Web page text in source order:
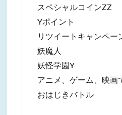
スペシャルコインZZ
Yポイント
リツイートキャンペー
妖魔人
妖怪学園Y
アニメ、ゲーム、映画
おはじきバトル